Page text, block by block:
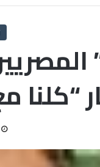
“كلنا